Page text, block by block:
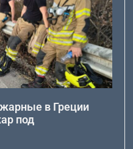
в Греции
под